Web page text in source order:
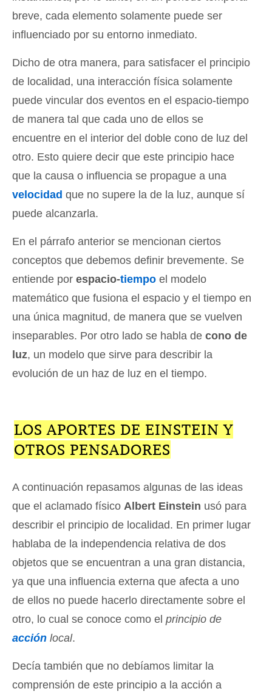
breve, cada elemento solamente puede ser
influenciado por su entorno inmediato.
Dicho de otra manera, para satisfacer el principio
de localidad, una interacción física solamente
puede vincular dos eventos en el espacio-tiempo
de manera tal que cada uno de ellos se
encuentre en el interior del doble cono de luz del
otro. Esto quiere decir que este principio hace
que la causa o influencia se propague a una
velocidad que no supere la de la luz, aunque sí
puede alcanzarla.
En el párrafo anterior se mencionan ciertos
conceptos que debemos definir brevemente. Se
entiende por espacio-tiempo el modelo
matemático que fusiona el espacio y el tiempo en
una única magnitud, de manera que se vuelven
inseparables. Por otro lado se habla de cono de
luz, un modelo que sirve para describir la
evolución de un haz de luz en el tiempo.
LOS APORTES DE EINSTEIN Y
OTROS PENSADORES
A continuación repasamos algunas de las ideas
que el aclamado físico Albert Einstein usó para
describir el principio de localidad. En primer lugar
hablaba de la independencia relativa de dos
objetos que se encuentran a una gran distancia,
ya que una influencia externa que afecta a uno
de ellos no puede hacerlo directamente sobre el
otro, lo cual se conoce como el principio de
acción local.
Decía también que no debíamos limitar la
comprensión de este principio a la acción a